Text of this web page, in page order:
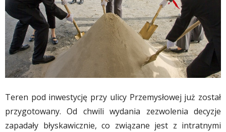
Teren pod inwestycję przy ulicy Przemysłowej już został
przygotowany. Od chwili wydania zezwolenia decyzje
zapadały błyskawicznie, co związane jest z intratnymi